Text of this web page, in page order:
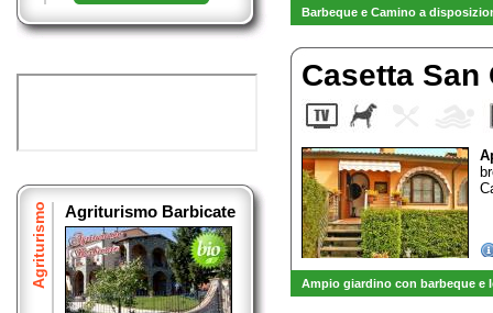
Agriturismo Agriturismo Barbicate
Barbeque e Camino a
Casetta
Ampio giardino con barbeque e